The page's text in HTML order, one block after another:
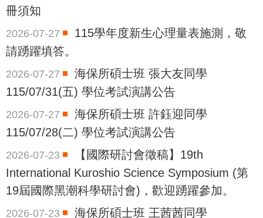
冊須知
2026-07-27
115學年度新生心理量表施測，敬
請踴躍填答。
2026-07-27
海保所碩士班 張大友同學
115/07/31(五) 學位考試演講公告
2026-07-27
海保所碩士班 許鈺迎同學
115/07/28(二) 學位考試演講公告
2026-07-23
【國際研討會徵稿】19th
International Kuroshio Science Symposium (第
19屆國際黑潮科學研討會)，歡迎踴躍參加。
2026-07-23
海保所碩士班 王茜茜同學